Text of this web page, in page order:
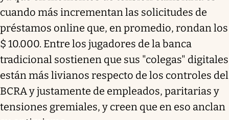
cuando más incrementan las solicitudes de
préstamos online que, en promedio, rondan los
$ 10.000. Entre los jugadores de la banca
tradicional sostienen que sus "colegas" digitales
están más livianos respecto de los controles del
BCRA y justamente de empleados, paritarias y
tensiones gremiales, y creen que en eso anclan